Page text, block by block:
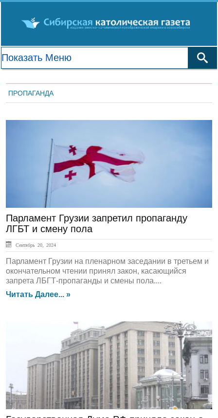
ПРОПАГАНДА
ЛЕНТА НОВОСТЕЙ
Парламент Грузии запретил пропаганду
ЛГБТ и смену пола
Сентябрь 20, 2024
Парламент Грузии на пленарном заседании в третьем и
окончательном чтении принял закон, касающийся
запрета ЛБГТ-пропаганды и смены пола....
Читать Далее... »
ЛЕНТА НОВОСТЕЙ